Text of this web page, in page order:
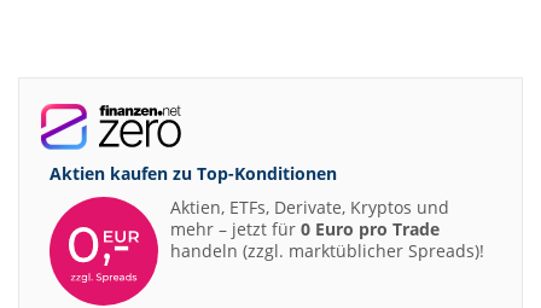
Aktien kaufen zu Top-Konditionen
Aktien, ETFs, Derivate, Kryptos und
mehr – jetzt für 0 Euro pro Trade
handeln (zzgl. marktüblicher Spreads)!